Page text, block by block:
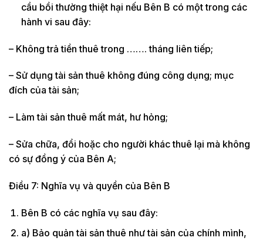
cầu bồi thường thiệt hại nếu Bên B có một trong các
hành vi sau đây:
– Không trả tiền thuê trong ……. tháng liên tiếp;
– Sử dụng tài sản thuê không đúng công dụng; mục
đích của tài sản;
– Làm tài sản thuê mất mát, hư hỏng;
– Sửa chữa, đổi hoặc cho người khác thuê lại mà không
có sự đồng ý của Bên A;
Điều 7: Nghĩa vụ và quyền của Bên B
Bên B có các nghĩa vụ sau đây:
a) Bảo quản tài sản thuê như tài sản của chính mình,